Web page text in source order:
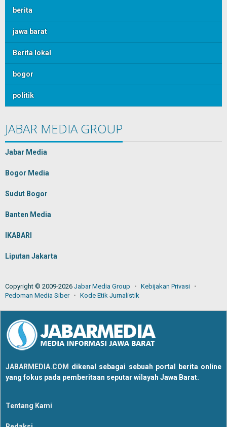
berita
jawa barat
Berita lokal
bogor
politik
JABAR MEDIA GROUP
Jabar Media
Bogor Media
Sudut Bogor
Banten Media
IKABARI
Liputan Jakarta
Copyright © 2009-2026 Jabar Media Group
Kebijakan Privasi
Pedoman Media Siber
Kode Etik Jurnalistik
JABARMEDIA.COM dikenal sebagai sebuah portal berita online
yang fokus pada pemberitaan seputar wilayah Jawa Barat.
Tentang Kami